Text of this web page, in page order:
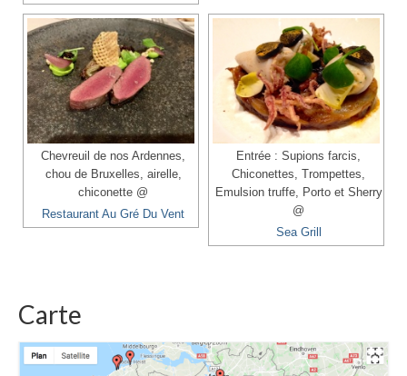
Chevreuil de nos Ardennes,
chou de Bruxelles, airelle,
chiconette @
Restaurant Au Gré Du Vent
Entrée : Supions farcis,
Chiconettes, Trompettes,
Emulsion truffe, Porto et Sherry
@
Sea Grill
Carte